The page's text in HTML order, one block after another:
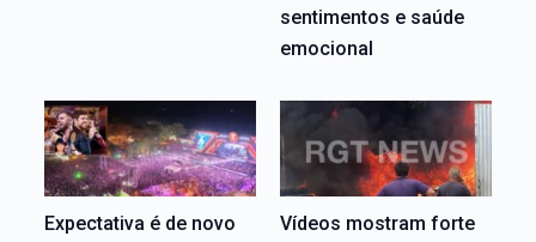
sentimentos e saúde
emocional
Expectativa é de novo
Vídeos mostram forte